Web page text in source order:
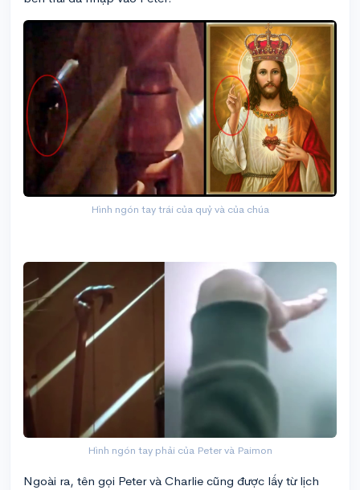
Hình ngón tay trái của quỷ và của chúa
Hình ngón tay phải của Peter và Paimon
Ngoài ra, tên gọi Peter và Charlie cũng được lấy từ lịch